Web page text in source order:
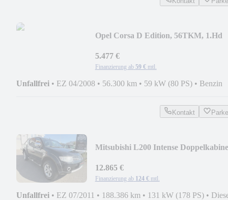
Opel Corsa D Edition, 56TKM, 1.Hd
5.477 €
Finanzierung ab 59 € mtl.
Unfallfrei • EZ 04/2008 • 56.300 km • 59 kW (80 PS) • Benzin
Kontakt
Mitsubishi L200 Intense Doppelkabine
12.865 €
Finanzierung ab 124 € mtl.
Unfallfrei • EZ 07/2011 • 188.386 km • 131 kW (178 PS) •